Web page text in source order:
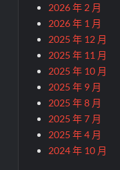
2026 年 2 月
2026 年 1 月
2025 年 12 月
2025 年 11 月
2025 年 10 月
2025 年 9 月
2025 年 8 月
2025 年 7 月
2025 年 4 月
2024 年 10 月